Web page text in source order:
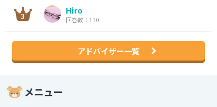
Hiro
回答数：110
アドバイザー一覧
メニュー